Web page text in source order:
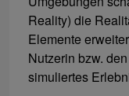
Reality) die
Elemente
Nutzerin bzw.
simuliertes